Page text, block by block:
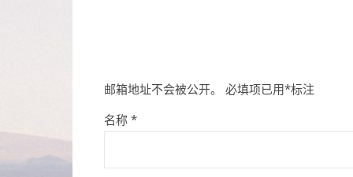
邮箱地址不会被公开。 必填项已用*标注
名称 *